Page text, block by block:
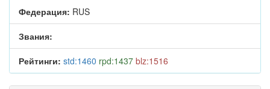
Федерация: RUS
Звания:
Рейтинги: std:1460 rpd:1437 blz:1516